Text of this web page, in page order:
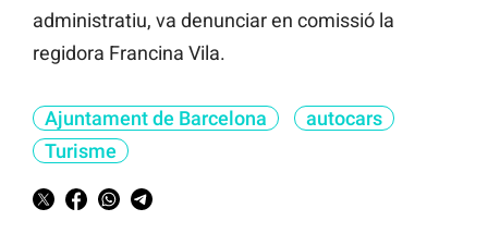
administratiu, va denunciar en comissió la
regidora Francina Vila.
Ajuntament de Barcelona
autocars
Turisme